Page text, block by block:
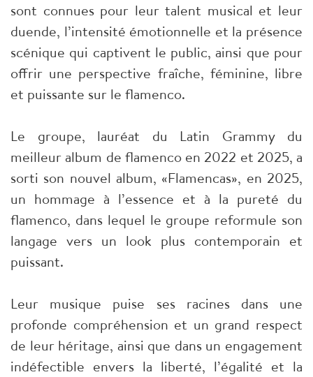
sont connues pour leur talent musical et leur
duende, l’intensité émotionnelle et la présence
scénique qui captivent le public, ainsi que pour
offrir une perspective fraîche, féminine, libre
et puissante sur le flamenco.
Le groupe, lauréat du Latin Grammy du
meilleur album de flamenco en 2022 et 2025, a
sorti son nouvel album, «Flamencas», en 2025,
un hommage à l’essence et à la pureté du
flamenco, dans lequel le groupe reformule son
langage vers un look plus contemporain et
puissant.
Leur musique puise ses racines dans une
profonde compréhension et un grand respect
de leur héritage, ainsi que dans un engagement
indéfectible envers la liberté, l’égalité et la